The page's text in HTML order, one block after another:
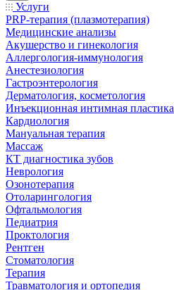
Услуги
PRP-терапия (плазмотерапия)
Медицинские анализы
Акушерство и гинекология
Аллергология-иммунология
Анестезиология
Гастроэнтерология
Дерматология, косметология
Инъекционная интимная пластика
Кардиология
Мануальная терапия
Массаж
КТ диагностика зубов
Неврология
Озонотерапия
Отоларингология
Офтальмология
Педиатрия
Проктология
Рентген
Стоматология
Терапия
Травматология и ортопедия